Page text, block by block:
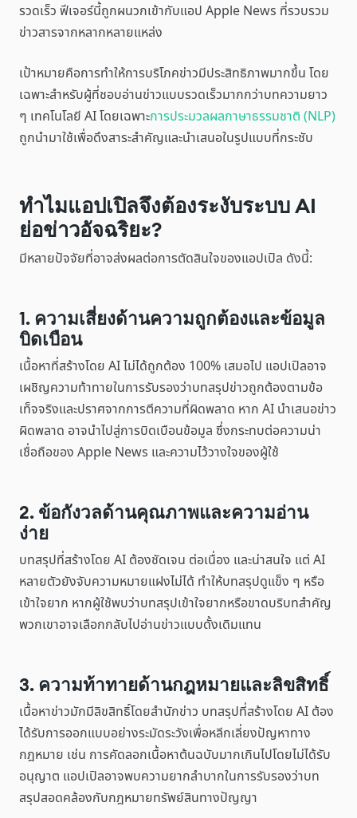
รวดเร็ว ฟีเจอร์นี้ถูกผนวกเข้ากับแอป Apple News ที่รวบรวม
ข่าวสารจากหลากหลายแหล่ง
เป้าหมายคือการทำให้การบริโภคข่าวมีประสิทธิภาพมากขึ้น โดย
เฉพาะสำหรับผู้ที่ชอบอ่านข่าวแบบรวดเร็วมากกว่าบทความยาว
ๆ เทคโนโลยี AI โดยเฉพาะการประมวลผลภาษาธรรมชาติ (NLP)
ถูกนำมาใช้เพื่อดึงสาระสำคัญและนำเสนอในรูปแบบที่กระชับ
ทำไมแอปเปิลจึงต้องระงับระบบ AI
ย่อข่าวอัจฉริยะ?
มีหลายปัจจัยที่อาจส่งผลต่อการตัดสินใจของแอปเปิล ดังนี้:
1. ความเสี่ยงด้านความถูกต้องและข้อมูล
บิดเบือน
เนื้อหาที่สร้างโดย AI ไม่ได้ถูกต้อง 100% เสมอไป แอปเปิลอาจ
เผชิญความท้าทายในการรับรองว่าบทสรุปข่าวถูกต้องตามข้อ
เท็จจริงและปราศจากการตีความที่ผิดพลาด หาก AI นำเสนอข่าว
ผิดพลาด อาจนำไปสู่การบิดเบือนข้อมูล ซึ่งกระทบต่อความน่า
เชื่อถือของ Apple News และความไว้วางใจของผู้ใช้
2. ข้อกังวลด้านคุณภาพและความอ่าน
ง่าย
บทสรุปที่สร้างโดย AI ต้องชัดเจน ต่อเนื่อง และน่าสนใจ แต่ AI
หลายตัวยังจับความหมายแฝงไม่ได้ ทำให้บทสรุปดูแข็ง ๆ หรือ
เข้าใจยาก หากผู้ใช้พบว่าบทสรุปเข้าใจยากหรือขาดบริบทสำคัญ
พวกเขาอาจเลือกกลับไปอ่านข่าวแบบดั้งเดิมแทน
3. ความท้าทายด้านกฎหมายและลิขสิทธิ์
เนื้อหาข่าวมักมีลิขสิทธิ์โดยสำนักข่าว บทสรุปที่สร้างโดย AI ต้อง
ได้รับการออกแบบอย่างระมัดระวังเพื่อหลีกเลี่ยงปัญหาทาง
กฎหมาย เช่น การคัดลอกเนื้อหาต้นฉบับมากเกินไปโดยไม่ได้รับ
อนุญาต แอปเปิลอาจพบความยากลำบากในการรับรองว่าบท
สรุปสอดคล้องกับกฎหมายทรัพย์สินทางปัญญา